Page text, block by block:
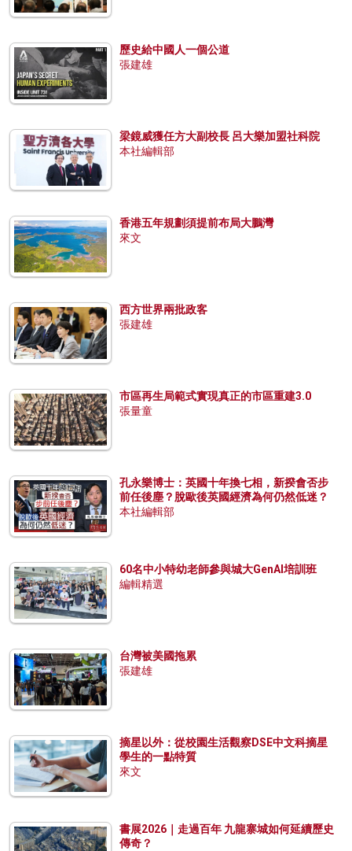
歷史給中國人一個公道
張建雄
梁鏡威獲任方大副校長 呂大樂加盟社科院
本社編輯部
香港五年規劃須提前布局大鵬灣
來文
西方世界兩批政客
張建雄
市區再生局範式實現真正的市區重建3.0
張量童
孔永樂博士：英國十年換七相，新揆會否步
前任後塵？脫歐後英國經濟為何仍然低迷？
本社編輯部
60名中小特幼老師參與城大GenAI培訓班
編輯精選
台灣被美國拖累
張建雄
摘星以外：從校園生活觀察DSE中文科摘星
學生的一點特質
來文
書展2026｜走過百年 九龍寨城如何延續歷史
傳奇？